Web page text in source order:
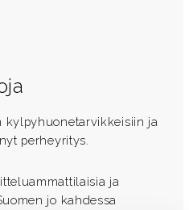
kylpyhuonetarvikkeisiin ja
perheyritys.
ja
jo kahdessa